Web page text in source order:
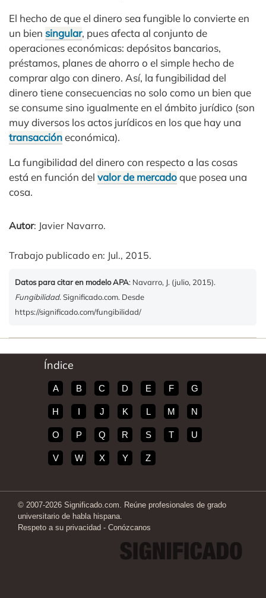
El hecho de que el dinero sea fungible lo convierte en
un bien singular, pues afecta al conjunto de
operaciones económicas: depósitos bancarios,
préstamos, planes de ahorro o el simple hecho de
comprar algo con dinero. Así, la fungibilidad del
dinero tiene consecuencias no solo como un bien que
se consume sino igualmente en el ámbito jurídico (son
muy diversos los actos jurídicos en los que hay una
transaccióneconómica).
La fungibilidad del dinero con respecto a las cosas
está en función del valor de mercadoque posea una
cosa.
Autor: Javier Navarro.
Trabajo publicado en: Jul., 2015.
Datos para citar en modelo APA: Navarro, J. (julio, 2015).
Fungibilidad. Significado.com. Desde
https://significado.com/fungibilidad/
Índice
A B C D E F G
H J K L M N
O P Q R S T U
V W X Y Z
© 2007-2026 Significado.com. Reúne profesionales de grado
universitario de habla hispana.
Respeto a su privacidad - Conózcanos